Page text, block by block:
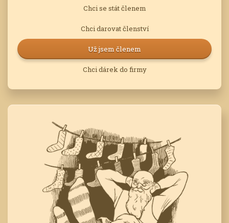
Chci se stát členem
Chci darovat členství
Už jsem členem
Chci dárek do firmy